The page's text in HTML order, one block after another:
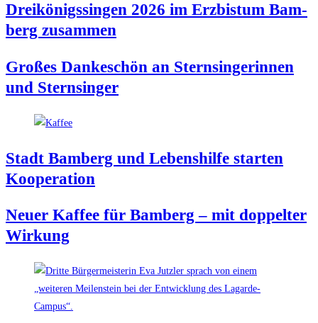
Drei­kö­nigs­sin­gen 2026 im Erz­bis­tum Bam­
berg zusammen
Gro­ßes Dan­ke­schön an Stern­sin­ge­rin­nen
und Sternsinger
Stadt Bam­berg und Lebens­hil­fe star­ten
Kooperation
Neu­er Kaf­fee für Bam­berg – mit dop­pel­ter
Wirkung